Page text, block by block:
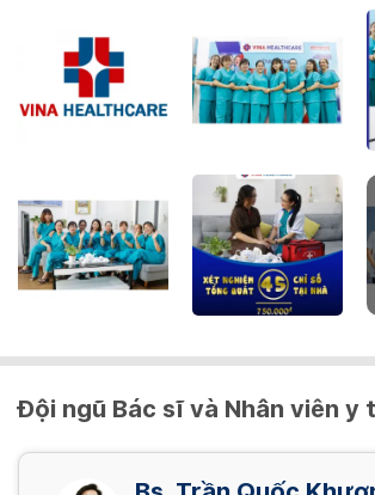
Đội ngũ Bác sĩ và Nhân viên y